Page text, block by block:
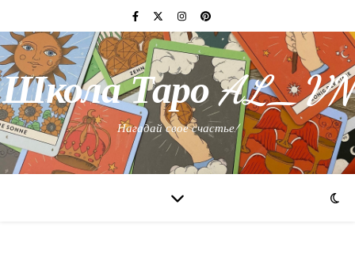
Школа Таро AL_VN
Нагадай свое счастье!